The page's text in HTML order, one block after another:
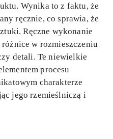
Wynika to z faktu, że
ręcznie, co sprawia, że
Ręczne wykonanie
w rozmieszczeniu
detali. Te niewielkie
procesu
charakterze
jego rzemieślniczą i